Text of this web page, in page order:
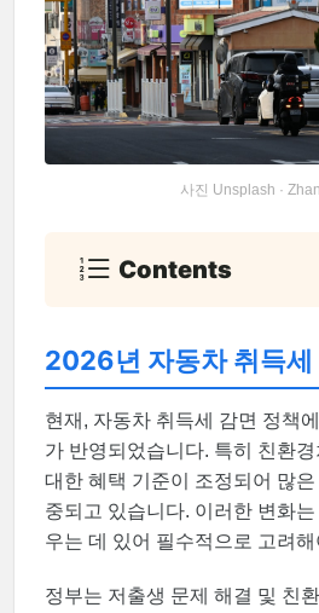
사진 Unsplash ·
Contents
2026년 자동차 취득세
현재, 자동차 취득세 감면 정책
가 반영되었습니다. 특히 친환
대한 혜택 기준이 조정되어 많
중되고 있습니다. 이러한 변화는
우는 데 있어 필수적으로 고려
정부는 저출생 문제 해결 및 친